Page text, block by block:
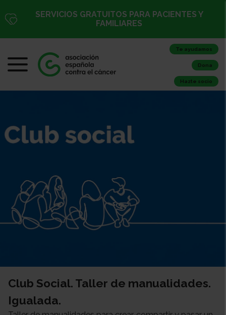
SERVICIOS GRATUITOS PARA PACIENTES Y
FAMILIARES
Te ayudamos
Dona
Hazte socio
Club Social. Taller de manualidades.
Igualada.